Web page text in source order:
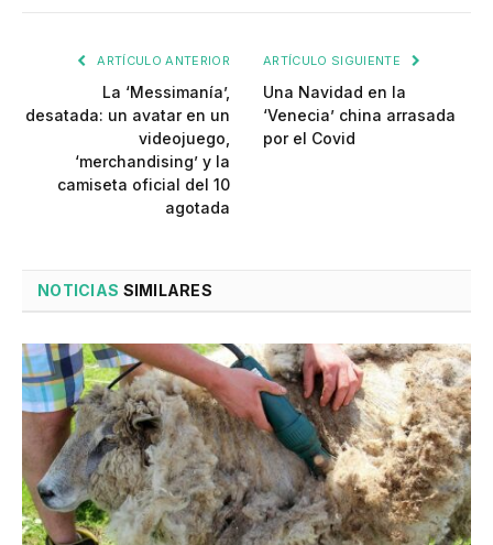
ARTÍCULO ANTERIOR
La ‘Messimanía’,
desatada: un avatar en un
videojuego,
‘merchandising’ y la
camiseta oficial del 10
agotada
ARTÍCULO SIGUIENTE
Una Navidad en la
‘Venecia’ china arrasada
por el Covid
NOTICIAS SIMILARES